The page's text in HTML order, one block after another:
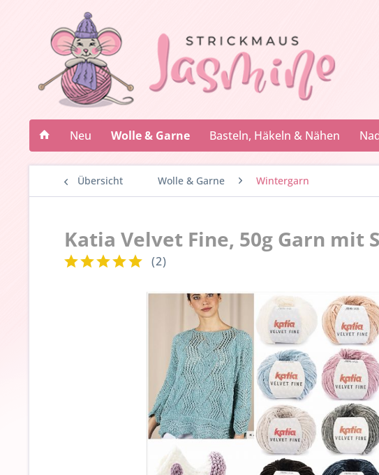
Neu Wolle & Garne Basteln, Häkeln & Nähen
Übersicht Wolle & Garne Wintergarn
Katia Velvet Fine, 50g Garn mit
(2)